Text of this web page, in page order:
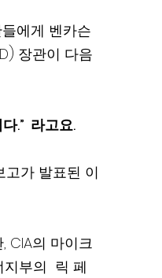
에게 벤카슨
장관이 다음
.”  라고요.
가 발표된 이
CIA의 마이크
부의  릭 페